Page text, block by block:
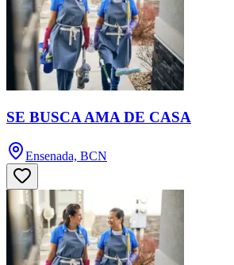
SE BUSCA AMA DE CASA
Ensenada, BCN